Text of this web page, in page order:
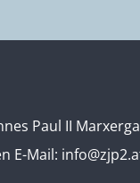
Paul II
E-Mail: